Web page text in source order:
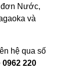
Nước,
và
hệ qua số
0962 220